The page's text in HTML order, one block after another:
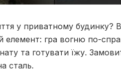
у приватному будинку?
елемент: гра вогню по-
та готувати їжу.
сталь.